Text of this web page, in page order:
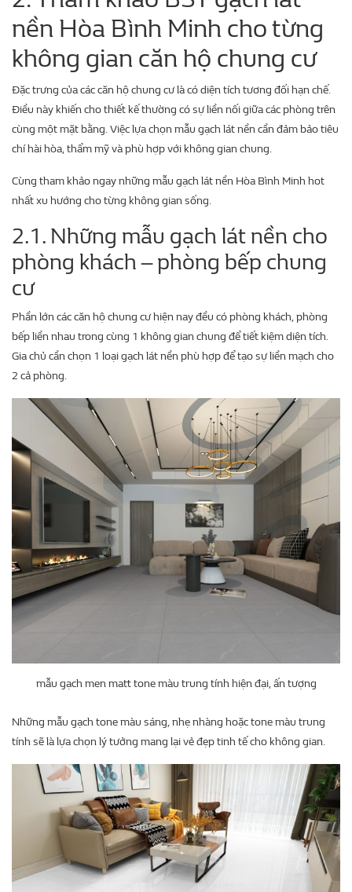
nền Hòa Bình Minh cho từng
không gian căn hộ chung cư
Đặc trưng của các căn hộ chung cư là có diện tích tương đối hạn chế.
Điều này khiến cho thiết kế thường có sự liền nối giữa các phòng trên
cùng một mặt bằng. Việc lựa chọn mẫu gạch lát nền cần đảm bảo tiêu
chí hài hòa, thẩm mỹ và phù hợp với không gian chung.
Cùng tham khảo ngay những mẫu gạch lát nền Hòa Bình Minh hot
nhất xu hướng cho từng không gian sống.
2.1. Những mẫu gạch lát nền cho
phòng khách – phòng bếp chung
cư
Phần lớn các căn hộ chung cư hiện nay đều có phòng khách, phòng
bếp liền nhau trong cùng 1 không gian chung để tiết kiệm diện tích.
Gia chủ cần chọn 1 loại gạch lát nền phù hợp để tạo sự liền mạch cho
2 cả phòng.
mẫu gạch men matt tone màu trung tính hiện đại, ấn tượng
Những mẫu gạch tone màu sáng, nhẹ nhàng hoặc tone màu trung
tính sẽ là lựa chọn lý tưởng mang lại vẻ đẹp tinh tế cho không gian.